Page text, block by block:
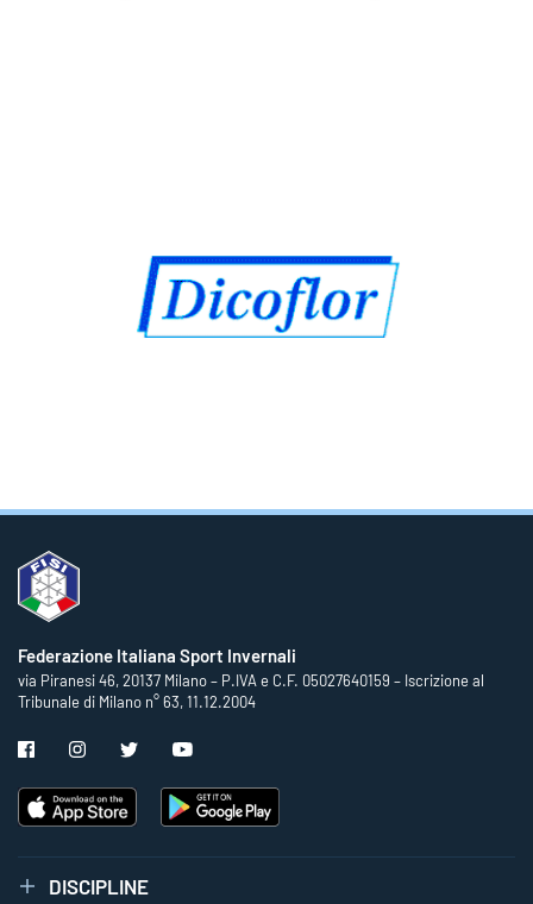
Federazione Italiana Sport Invernali
via Piranesi 46, 20137 Milano – P.IVA e C.F. 05027640159 – Iscrizione al
Tribunale di Milano n° 63, 11.12.2004
DISCIPLINE